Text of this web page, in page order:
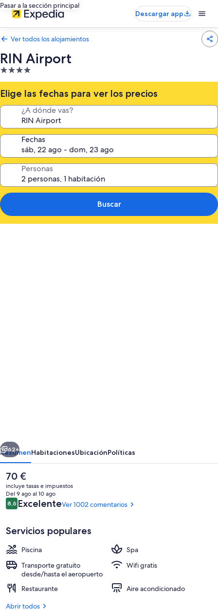
Pasar a la sección principal
Descargar app
Ver todos los alojamientos
RIN Airport
Alojamiento
de
4.0 estrellas
Elige las fechas para ver los precios
¿A dónde vas?
Fechas
Personas
Buscar
Una piscina cubierta, una piscina al
Siguiente
62+
ResumenHabitacionesUbicaciónPolíticas
El
precio
actual
es
de
70 €
incluye tasas e impuestos
Del 9 ago al 10 ago
Comentarios
8,68,6 de 10
ExcelenteVer 1002 comentarios
Servicios populares
Piscina
Spa
Transporte gratuito
desde/hasta el aeropuerto
Wifi gratis
Restaurante
Aire acondicionado
Abrir todos